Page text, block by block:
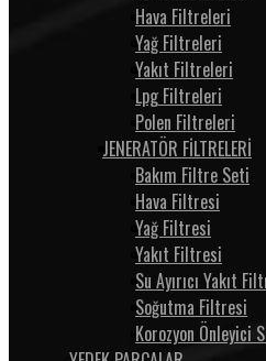
Hava Filtreleri
Yağ Filtreleri
Yakıt Filtreleri
Lpg Filtreleri
Polen Filtreleri
JENERATÖR FİLTRELERİ
Bakım Filtre Seti
Hava Filtresi
Yağ Filtresi
Yakıt Filtresi
Su Ayırıcı Yakıt
Soğutma Filtresi
Korozyon Önleyici